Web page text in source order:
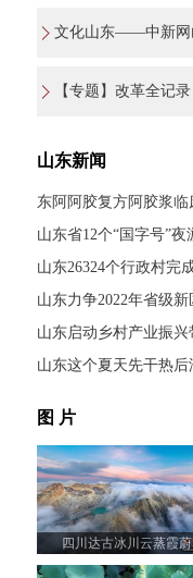
文化山东——中新网
【专题】改革全记
山东新闻
东阿阿胶复方阿胶浆
山东省12个“国字号”
山东26324个行政村完
山东力争2022年省级
山东启动乡村产业振兴
山东这个夏天先干热
图 片
四川达古冰川云蒸霞蔚